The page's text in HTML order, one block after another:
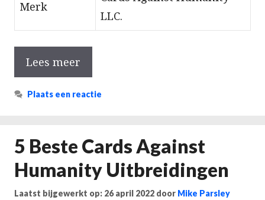
Merk
LLC.
Lees meer
Plaats een reactie
5 Beste Cards Against
Humanity Uitbreidingen
Laatst bijgewerkt op: 26 april 2022 door Mike Parsley